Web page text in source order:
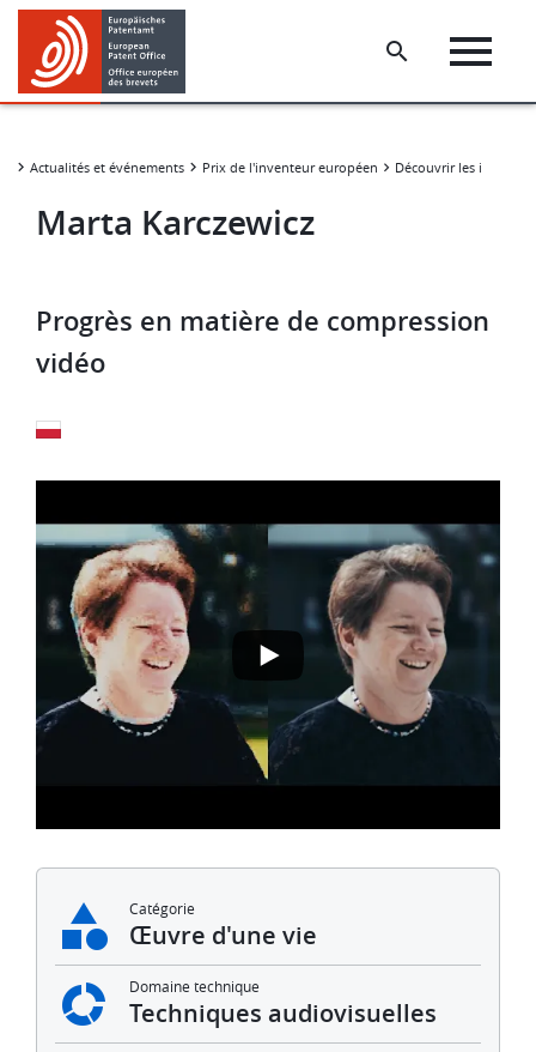
Skip
main
content
Skip
footer
Actualités et événements Prix de l'inventeur européen Découvrir les
Marta Karczewicz
Progrès en matière de compression
vidéo
Catégorie
Œuvre d'une vie
Domaine technique
Techniques audiovisuelles